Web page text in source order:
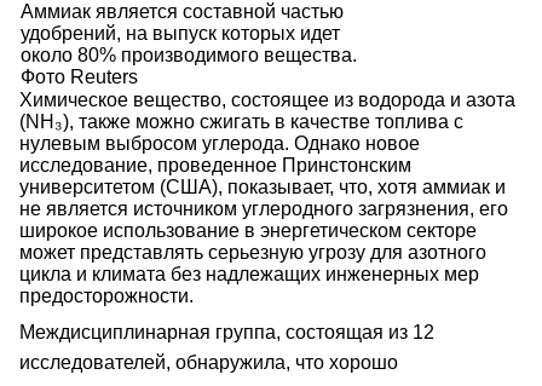
Аммиак является составной частью
удобрений, на выпуск которых идет
около 80% производимого вещества.
Фото Reuters
Химическое вещество, состоящее из водорода и азота
(NH₃), также можно сжигать в качестве топлива с
нулевым выбросом углерода. Однако новое
исследование, проведенное Принстонским
университетом (США), показывает, что, хотя аммиак и
не является источником углеродного загрязнения, его
широкое использование в энергетическом секторе
может представлять серьезную угрозу для азотного
цикла и климата без надлежащих инженерных мер
предосторожности.
Междисциплинарная группа, состоящая из 12
исследователей, обнаружила, что хорошо